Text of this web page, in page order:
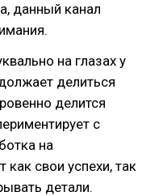
данный канал
на глазах у
делиться
делится
с
на
как свои успехи, так
детали.